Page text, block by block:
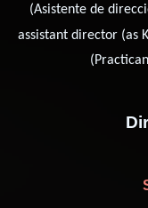
(Asistente de
assistant director (as